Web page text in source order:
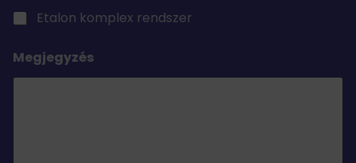
Etalon komplex rendszer
Megjegyzés